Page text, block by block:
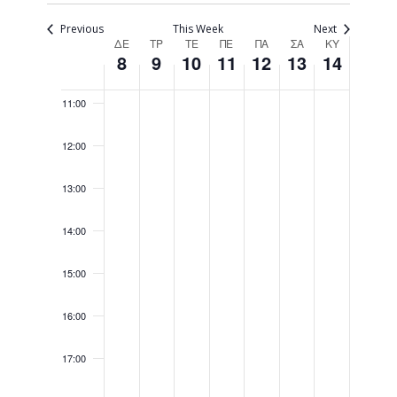
Previous This Week Next
Events
ΔΕ
8
ΤΡ
9
ΤΕ
10
ΠΕ
11
ΠΑ
12
ΣΑ
13
ΚΥ
14
11:00
12:00
13:00
14:00
15:00
16:00
17:00